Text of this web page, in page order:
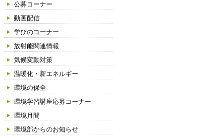
公募コーナー
動画配信
学びのコーナー
放射能関連情報
気候変動対策
温暖化・新エネルギー
環境の保全
環境学習講座応募コーナー
環境月間
環境部からのお知らせ